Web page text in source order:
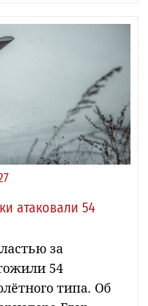
атаковали 54
за
54
типа. Об